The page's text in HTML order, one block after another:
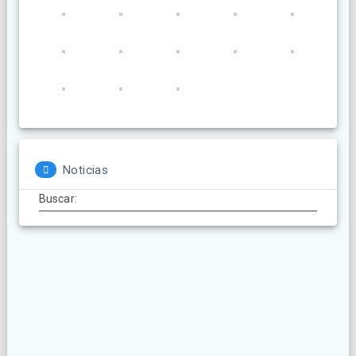
Noticias
Buscar: